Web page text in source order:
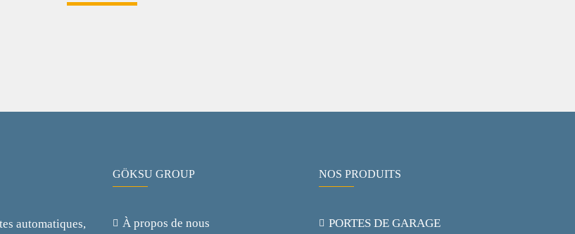
automatiques,
GÖKSU GROUP
À propos de nous
NOS PRODUITS
PORTES DE GARAGE